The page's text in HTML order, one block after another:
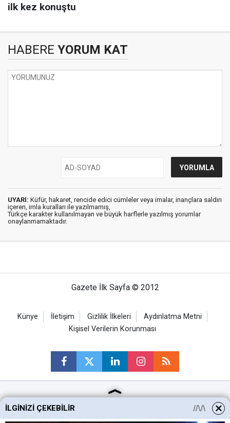
HABERE YORUM KAT
UYARI: Küfür, hakaret, rencide edici cümleler veya imalar, inançlara saldırı
içeren, imla kuralları ile yazılmamış,
Türkçe karakter kullanılmayan ve büyük harflerle yazılmış yorumlar
onaylanmamaktadır.
Gazete İlk Sayfa © 2012
Künye İletişim Gizlilik İlkeleri
Aydınlatma Metni
Kişisel Verilerin Korunması
Ankara Haberleri
İLGINIZI ÇEKEBILIR